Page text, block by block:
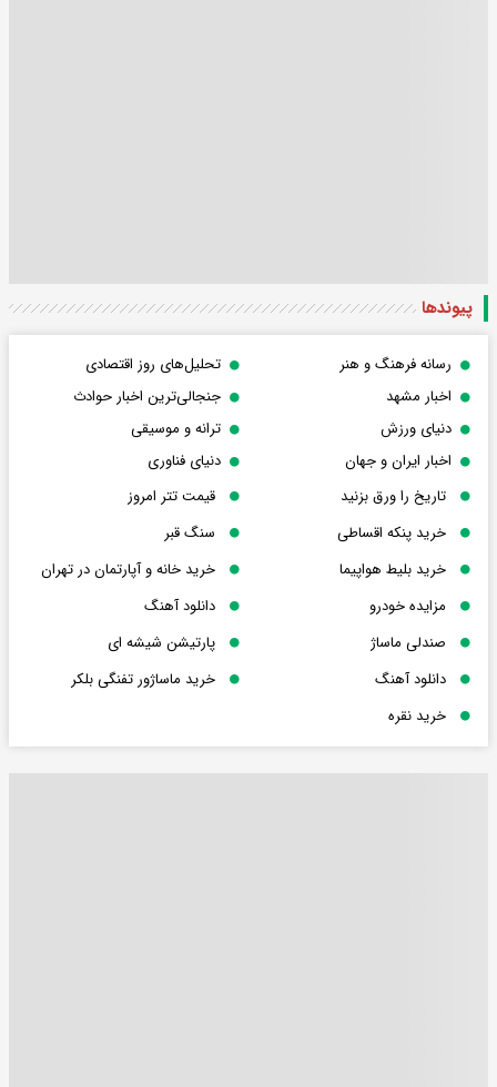
پیوندها
رسانه فرهنگ و هنر
تحلیل‌های روز اقتصادی
اخبار مشهد
جنجالی‌ترین اخبار حوادث
دنیای ورزش
ترانه و موسیقی
اخبار ایران و جهان
دنیای فناوری
تاریخ را ورق بزنید
قیمت تتر امروز
خرید پنکه اقساطی
سنگ قبر
خرید بلیط هواپیما
خرید خانه و آپارتمان در تهران
مزایده خودرو
دانلود آهنگ
صندلی ماساژ
پارتیشن شیشه ای
دانلود آهنگ
خرید ماساژور تفنگی بلکر
خرید نقره